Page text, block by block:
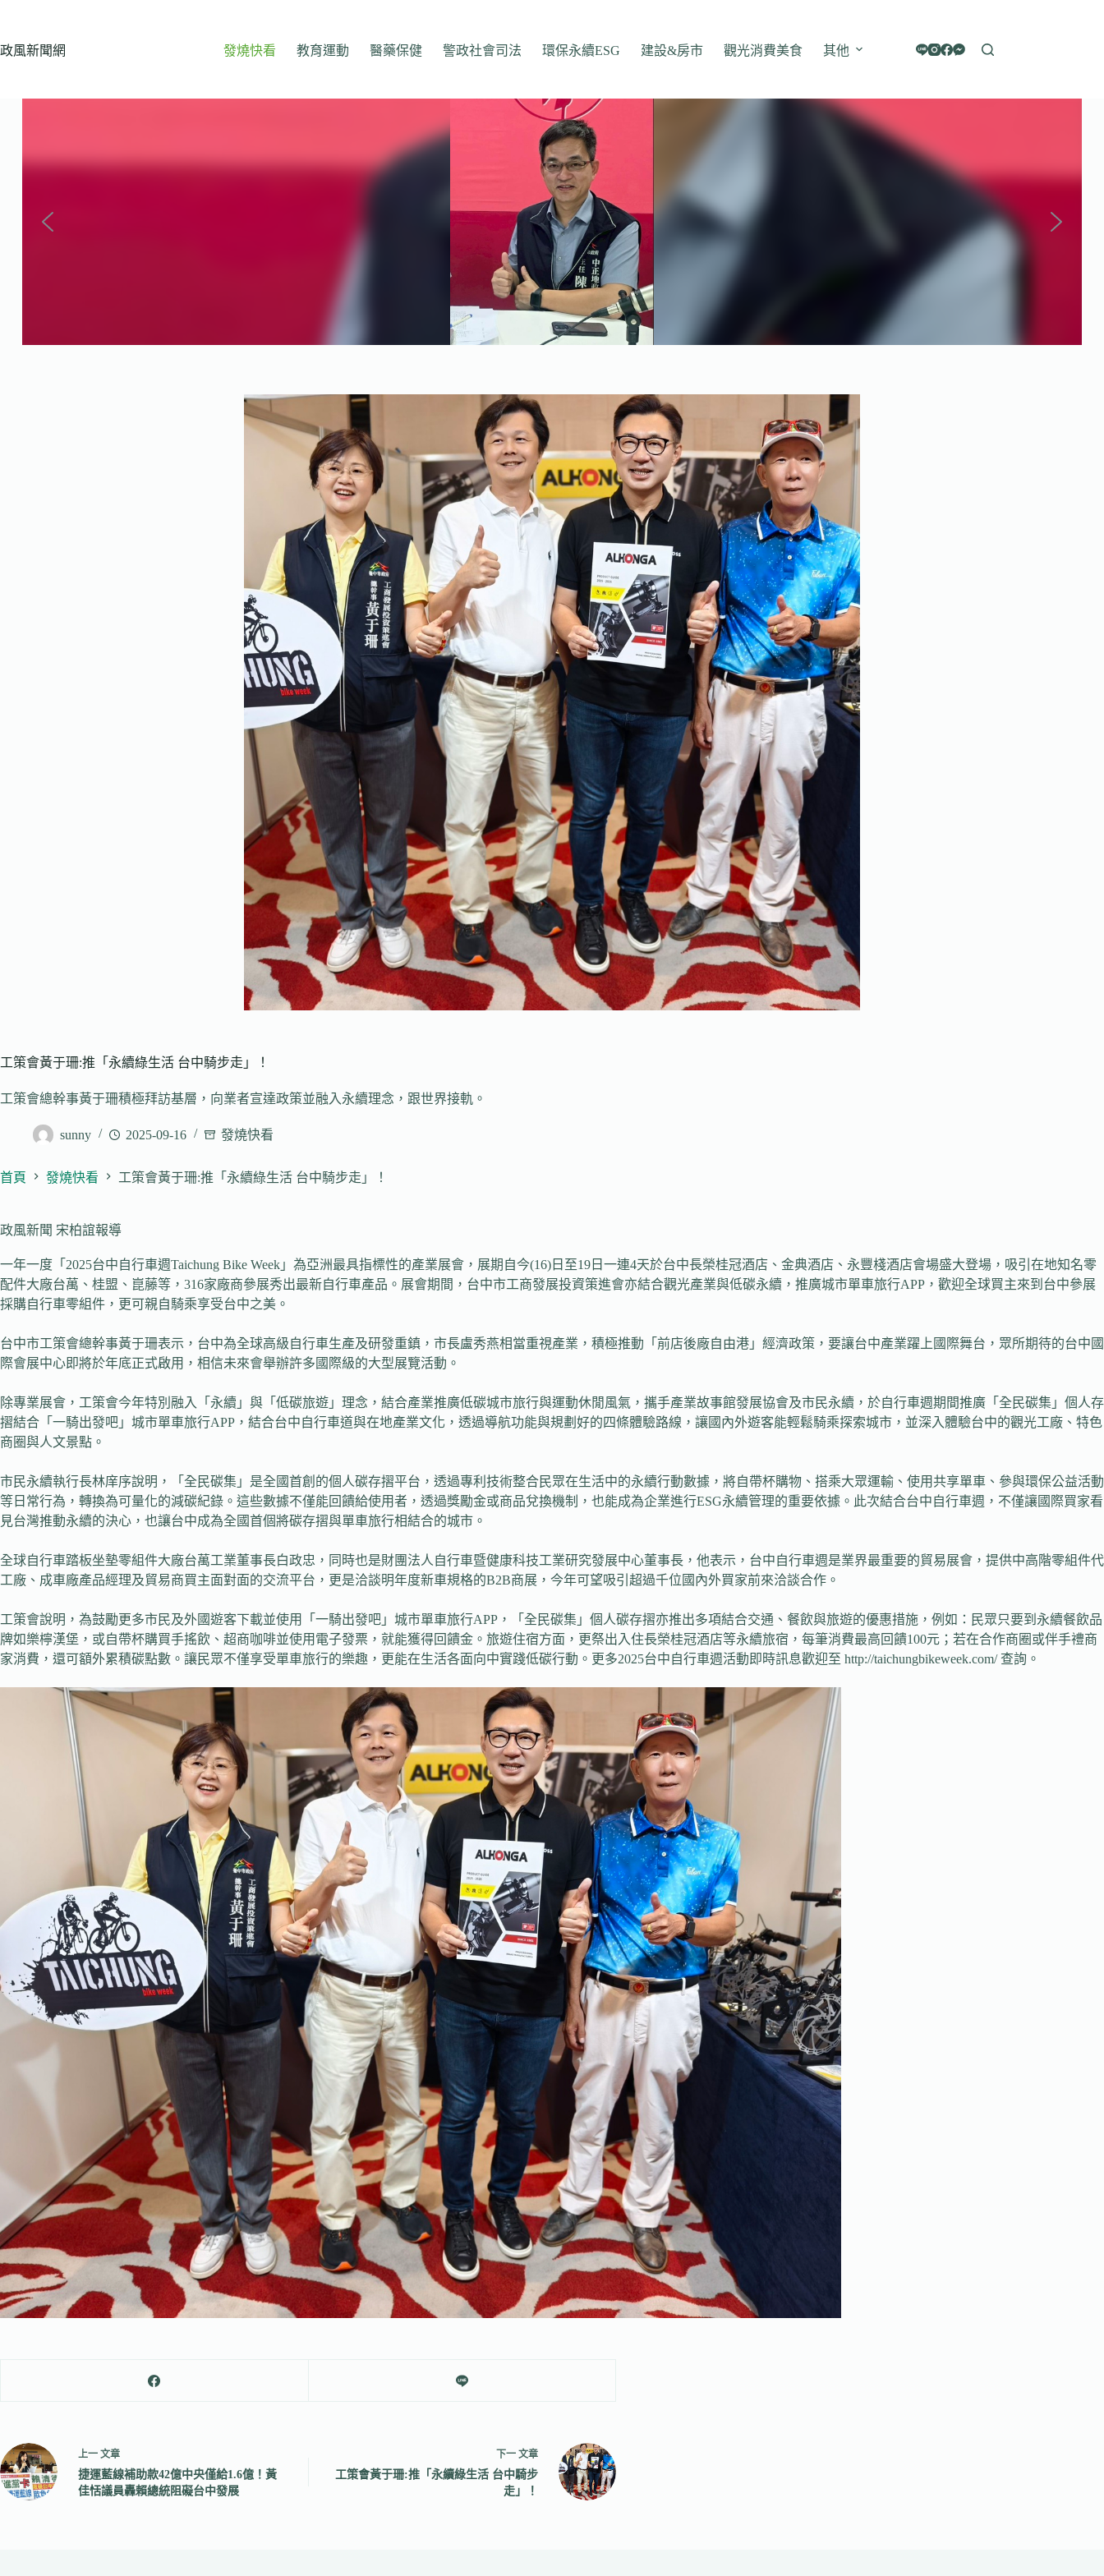
主
政風新聞網 發燒快看 教育運動 醫藥保健 警政社會司法 環保永續ESG 建設&房市 觀光消費美食 其他
工策會黃于珊:推「永續綠生活 台中騎步走」！
工策會總幹事黃于珊積極拜訪基層，向業者宣達政策並融入永續理念，跟世界接軌。
sunny 2025-09-16 發燒快看
首頁 發燒快看 工策會黃于珊:推「永續綠生活 台中騎步走」！
政風新聞 宋柏誼報導
一年一度「2025台中自行車週Taichung Bike Week」為亞洲最具指標性的產業展會，展期自今(16)日至19日一連4天於台中長榮桂冠酒店、金典酒店、永豐棧酒店會場盛大登場，吸引在地知名零
配件大廠台萬、桂盟、崑藤等，316家廠商參展秀出最新自行車產品。展會期間，台中市工商發展投資策進會亦結合觀光產業與低碳永續，推廣城市單車旅行APP，歡迎全球買主來到台中參展
採購自行車零組件，更可親自騎乘享受台中之美。
台中市工策會總幹事黃于珊表示，台中為全球高級自行車生產及研發重鎮，市長盧秀燕相當重視產業，積極推動「前店後廠自由港」經濟政策，要讓台中產業躍上國際舞台，眾所期待的台中國
際會展中心即將於年底正式啟用，相信未來會舉辦許多國際級的大型展覽活動。
除專業展會，工策會今年特別融入「永續」與「低碳旅遊」理念，結合產業推廣低碳城市旅行與運動休閒風氣，攜手產業故事館發展協會及市民永續，於自行車週期間推廣「全民碳集」個人存
摺結合「一騎出發吧」城市單車旅行APP，結合台中自行車道與在地產業文化，透過導航功能與規劃好的四條體驗路線，讓國內外遊客能輕鬆騎乘探索城市，並深入體驗台中的觀光工廠、特色
商圈與人文景點。
市民永續執行長林庠序說明，「全民碳集」是全國首創的個人碳存摺平台，透過專利技術整合民眾在生活中的永續行動數據，將自帶杯購物、搭乘大眾運輸、使用共享單車、參與環保公益活動
等日常行為，轉換為可量化的減碳紀錄。這些數據不僅能回饋給使用者，透過獎勵金或商品兌換機制，也能成為企業進行ESG永續管理的重要依據。此次結合台中自行車週，不僅讓國際買家看
見台灣推動永續的決心，也讓台中成為全國首個將碳存摺與單車旅行相結合的城市。
全球自行車踏板坐墊零組件大廠台萬工業董事長白政忠，同時也是財團法人自行車暨健康科技工業研究發展中心董事長，他表示，台中自行車週是業界最重要的貿易展會，提供中高階零組件代
工廠、成車廠產品經理及貿易商買主面對面的交流平台，更是洽談明年度新車規格的B2B商展，今年可望吸引超過千位國內外買家前來洽談合作。
工策會說明，為鼓勵更多市民及外國遊客下載並使用「一騎出發吧」城市單車旅行APP，「全民碳集」個人碳存摺亦推出多項結合交通、餐飲與旅遊的優惠措施，例如：民眾只要到永續餐飲品
牌如樂檸漢堡，或自帶杯購買手搖飲、超商咖啡並使用電子發票，就能獲得回饋金。旅遊住宿方面，更祭出入住長榮桂冠酒店等永續旅宿，每筆消費最高回饋100元；若在合作商圈或伴手禮商
家消費，還可額外累積碳點數。讓民眾不僅享受單車旅行的樂趣，更能在生活各面向中實踐低碳行動。更多2025台中自行車週活動即時訊息歡迎至 http://taichungbikeweek.com/ 查詢。
上一 文章
捷運藍線補助款42億中央僅給1.6億！黃
佳恬議員轟賴總統阻礙台中發展
下一 文章
工策會黃于珊:推「永續綠生活 台中騎步
走」！